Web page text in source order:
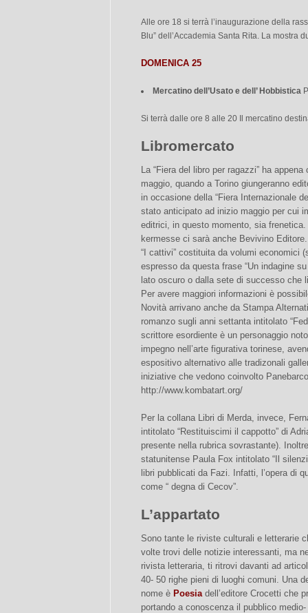
Alle ore 18 si terrà l’inaugurazione della
Blu” dell’Accademia Santa Rita. La mostra
DOMENICA 25
Mercatino dell’Usato e dell’ Hobbistica
Si terrà dalle ore 8 alle 20 Il mercatino
Libromercato
La “Fiera del libro per ragazzi” ha
maggio, quando a Torino giungeranno
in occasione della “Fiera Internazionale
stato anticipato ad inizio maggio per cui
editrici, in questo momento, sia
kermesse ci sarà anche Bevivino
“I cattivi” costituita da volumi economici
espresso da questa frase “Un indagine
lato oscuro o dalla sete di successo che
Per avere maggiori informazioni è
Novità arrivano anche da Stampa
romanzo sugli anni settanta intitolato
scrittore esordiente è un personaggio
impegno nell’arte figurativa torinese,
espositivo alternativo alle tradizonali
iniziative che vedono coinvolto
http://www.kombatart.org/
Per la collana Libri di Merda, invece,
intitolato “Restituiscimi il cappotto” di
presente nella rubrica sovrastante).
statunitense Paula Fox intitolato “Il
libri pubblicati da Fazi. Infatti, l’opera di
come “ degna di Cecov”.
L’appartato
Sono tante le riviste culturali e letterarie
volte trovi delle notizie interessanti, ma
rivista letteraria, ti ritrovi davanti ad
40- 50 righe pieni di luoghi comuni. Una
nome è Poesiadell’editore Crocetti che
portando a conoscenza il pubblico